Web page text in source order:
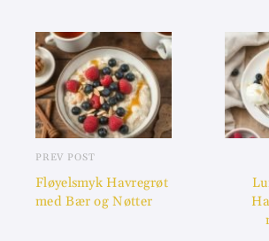
PREV POST
Fløyelsmyk Havregrøt
med Bær og Nøtter